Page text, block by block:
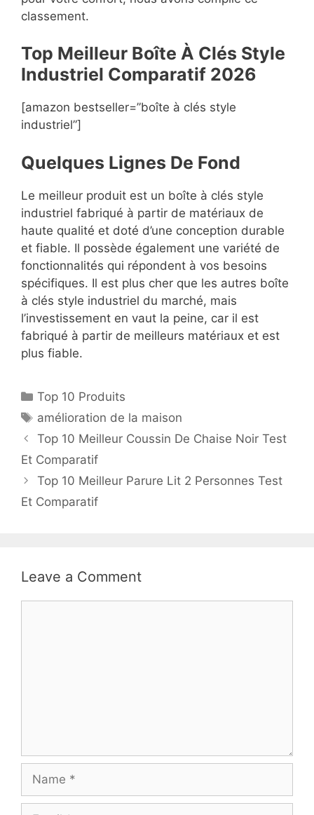
classement.
Top Meilleur Boîte À Clés Style
Industriel Comparatif 2026
[amazon bestseller=”boîte à clés style
industriel”]
Quelques Lignes De Fond
Le meilleur produit est un boîte à clés style
industriel fabriqué à partir de matériaux de
haute qualité et doté d’une conception durable
et fiable. Il possède également une variété de
fonctionnalités qui répondent à vos besoins
spécifiques. Il est plus cher que les autres boîte
à clés style industriel du marché, mais
l’investissement en vaut la peine, car il est
fabriqué à partir de meilleurs matériaux et est
plus fiable.
Top 10 Produits
amélioration de la maison
Top 10 Meilleur Coussin De Chaise Noir Test
Et Comparatif
Top 10 Meilleur Parure Lit 2 Personnes Test
Et Comparatif
Leave a Comment